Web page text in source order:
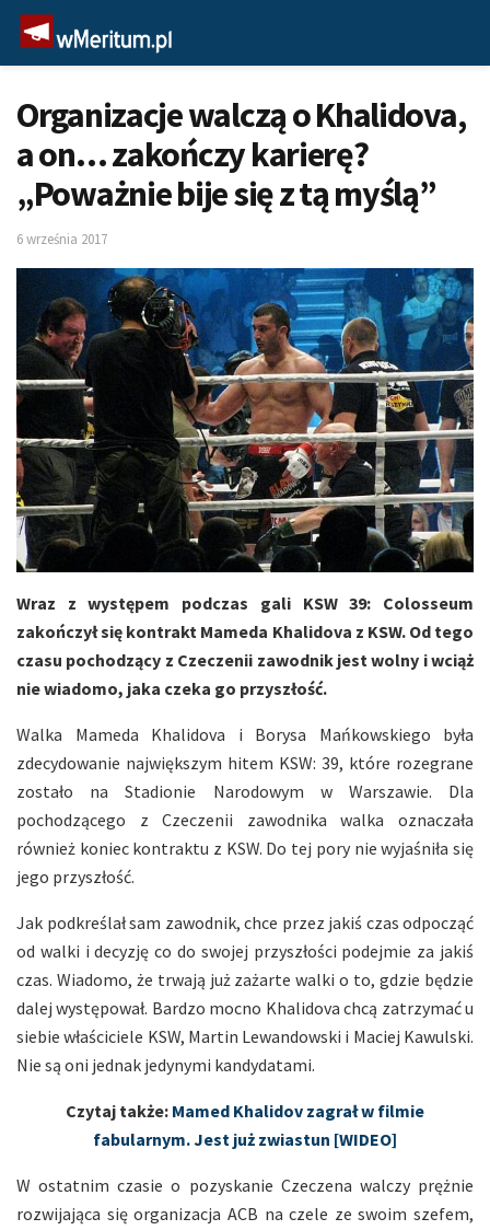
Organizacje walczą o Khalidova,
a on… zakończy karierę?
„Poważnie bije się z tą myślą”
6 września 2017
Wraz z występem podczas gali KSW 39: Colosseum
zakończył się kontrakt Mameda Khalidova z KSW. Od tego
czasu pochodzący z Czeczenii zawodnik jest wolny i wciąż
nie wiadomo, jaka czeka go przyszłość.
Walka Mameda Khalidova i Borysa Mańkowskiego była
zdecydowanie największym hitem KSW: 39, które rozegrane
zostało na Stadionie Narodowym w Warszawie. Dla
pochodzącego z Czeczenii zawodnika walka oznaczała
również koniec kontraktu z KSW. Do tej pory nie wyjaśniła się
jego przyszłość.
Jak podkreślał sam zawodnik, chce przez jakiś czas odpocząć
od walki i decyzję co do swojej przyszłości podejmie za jakiś
czas. Wiadomo, że trwają już zażarte walki o to, gdzie będzie
dalej występował. Bardzo mocno Khalidova chcą zatrzymać u
siebie właściciele KSW, Martin Lewandowski i Maciej Kawulski.
Nie są oni jednak jedynymi kandydatami.
Czytaj także: Mamed Khalidov zagrał w filmie
fabularnym. Jest już zwiastun [WIDEO]
W ostatnim czasie o pozyskanie Czeczena walczy prężnie
rozwijająca się organizacja ACB na czele ze swoim szefem,